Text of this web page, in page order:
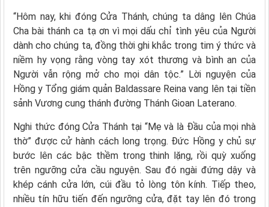
“Hôm nay, khi đóng Cửa Thánh, chúng ta dâng lên Chúa
Cha bài thánh ca tạ ơn vì mọi dấu chỉ tình yêu của Người
dành cho chúng ta, đồng thời ghi khắc trong tim ý thức và
niềm hy vọng rằng vòng tay xót thương và bình an của
Người vẫn rộng mở cho mọi dân tộc.” Lời nguyện của
Hồng y Tổng giám quản Baldassare Reina vang lên tại tiền
sảnh Vương cung thánh đường Thánh Gioan Laterano.
Nghi thức đóng Cửa Thánh tại “Mẹ và là Đầu của mọi nhà
thờ” được cử hành cách long trọng. Đức Hồng y chủ sự
bước lên các bậc thềm trong thinh lặng, rồi quỳ xuống
trên ngưỡng cửa cầu nguyện. Sau đó ngài đứng dậy và
khép cánh cửa lớn, cúi đầu tỏ lòng tôn kính. Tiếp theo,
nhiều tín hữu tiến đến ngưỡng cửa, đặt tay lên đó trong